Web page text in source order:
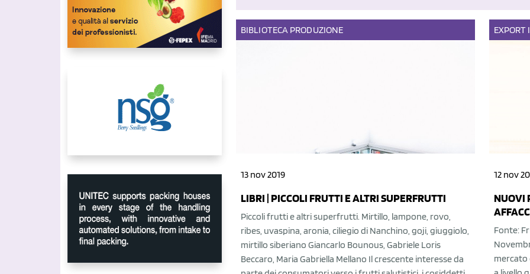
BIBLIOTECA PRODUZIONE
13 nov 2019
LIBRI | PICCOLI FRUTTI E ALTRI SUPERFRUTTI
Piccoli frutti e altri superfrutti. Mirtillo, lampone, rovo,
ribes, uvaspina, aronia, ciliegio di Nanchino, goji, giuggiolo,
mirtillo siberiano Giancarlo Bounous, Gabriele Loris
Beccaro, Maria Gabriella Mellano Il crescente interesse da
EXPORT
12 nov
NUOVI
Fonte:
mercato